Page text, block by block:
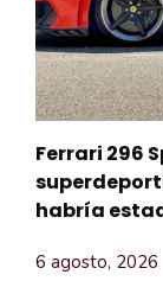
Ferrari 296
habría
6 agosto, 2026